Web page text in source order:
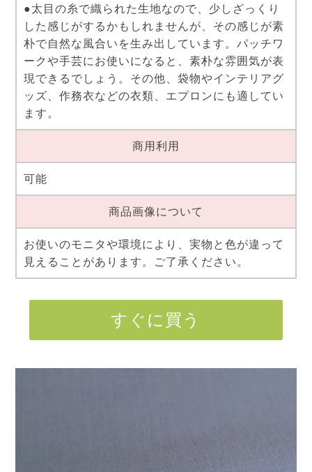
●太目の糸で織られた生地なので、少しざっくり
した感じがするかもしれませんが、その感じが素
朴で自然な風合いを生み出しています。パッチワ
ークや手芸にお使いになると、素朴な雰囲気が表
現できるでしょう。その他、袋物やインテリアグ
ッズ、作務衣などの衣類、エプロンにも適してい
ます。
商用利用
可能
商品画像について
お使いのモニタや環境により、実物と色が違って
見えることがあります。ご了承ください。
すぐに買う